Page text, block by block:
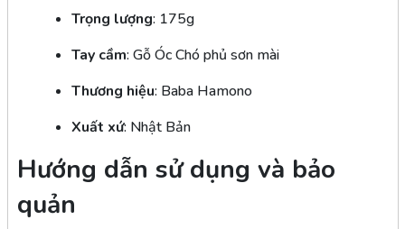
Trọng lượng: 175g
Tay cầm: Gỗ Óc Chó phủ sơn mài
Thương hiệu: Baba Hamono
Xuất xứ: Nhật Bản
Hướng dẫn sử dụng và bảo
quản